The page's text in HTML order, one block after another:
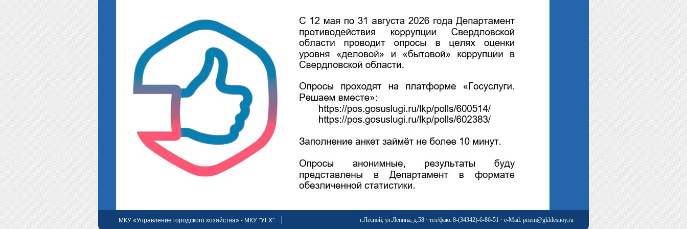
МКУ «Управление городского хозяйства» - МКУ "УГХ" г.Лесной, ул.Ленина, д.58 · тел/факс 8-(34342)-6-86-51 · e-Mail: priem@gkhlesnoy.ru